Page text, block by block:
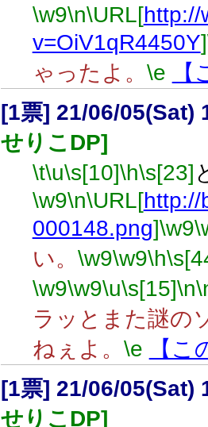
\w9\n\URL[http://
v=OiV1qR4450Y]
ゃったよ。 \e
[1票] 21/06/05(Sat)
せりこDP]
\t\u\s[10]\h\s[23]
\w9\n\URL[http://
000148.png]\w9
い。 \w9\w9\h
\w9\w9\u\s[15]\n
ラッとまた謎の
ねぇよ。 \e
【
[1票] 21/06/05(Sat)
せりこDP]